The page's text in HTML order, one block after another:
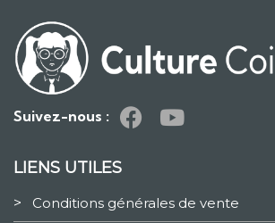
Suivez-nous :
LIENS UTILES
> Conditions générales de vente